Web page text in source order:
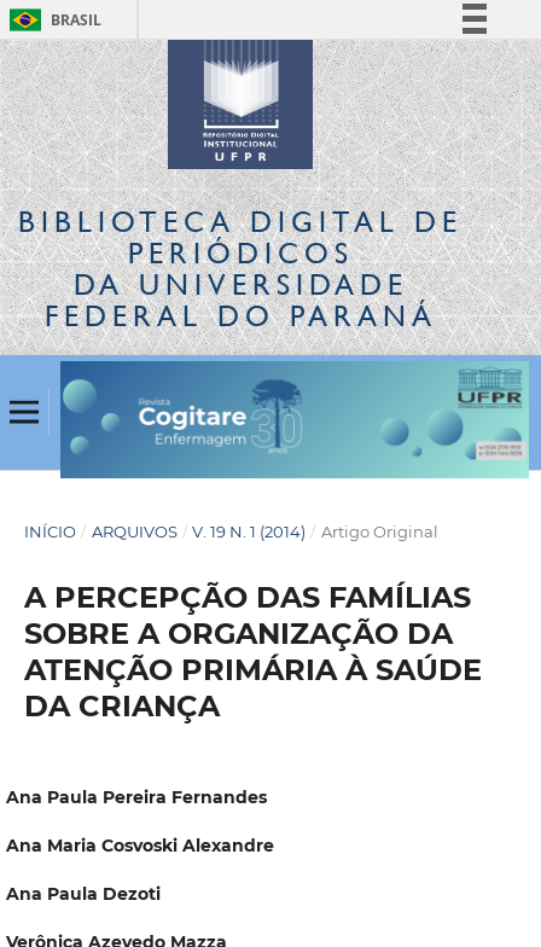
BRASIL
Simplifique!
Comunica BR
Participe
Acesso à informação
Legislação
Canais
BIBLIOTECA DIGITALDE
PERIÓDICOS
DA UNIVERSIDADE
FEDERAL DO PARANÁ
INÍCIO / ARQUIVOS / V. 19 N. 1 (2014) / Artigo Original
A PERCEPÇÃO DAS FAMÍLIAS
SOBRE A ORGANIZAÇÃO DA
ATENÇÃO PRIMÁRIA À SAÚDE
DA CRIANÇA
Ana Paula Pereira Fernandes
Ana Maria Cosvoski Alexandre
Ana Paula Dezoti
Verônica Azevedo Mazza